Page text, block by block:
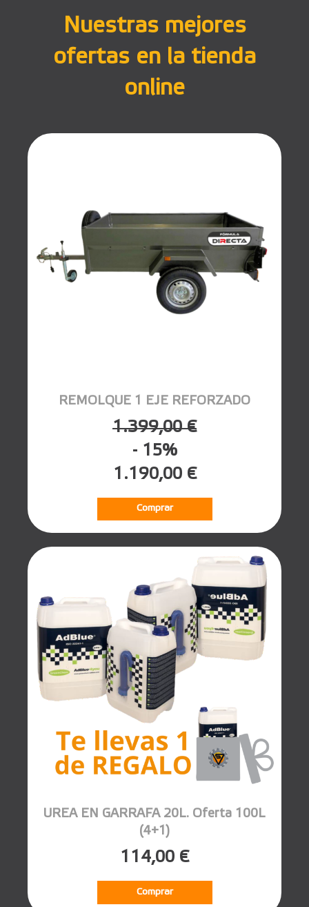
Nuestras mejores
ofertas en la tienda
online
REMOLQUE 1 EJE REFORZADO
1.399,00 €
- 15%
1.190,00 €
Comprar
UREA EN GARRAFA 20L. Oferta 100L
(4+1)
114,00 €
Comprar